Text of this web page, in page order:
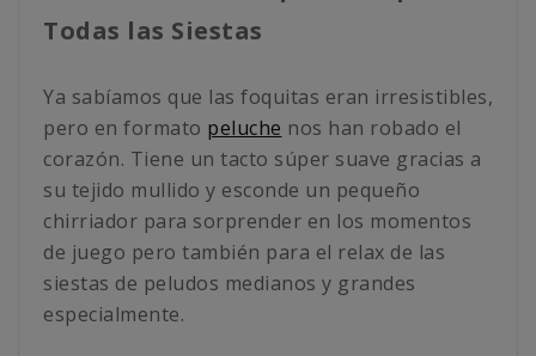
Todas las Siestas
Ya sabíamos que las foquitas eran irresistibles,
pero en formato peluche nos han robado el
corazón. Tiene un tacto súper suave gracias a
su tejido mullido y esconde un pequeño
chirriador para sorprender en los momentos
de juego pero también para el relax de las
siestas de peludos medianos y grandes
especialmente.